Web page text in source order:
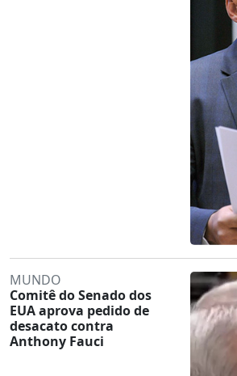
MUNDO
Comitê do Senado dos
EUA aprova pedido de
desacato contra
Anthony Fauci